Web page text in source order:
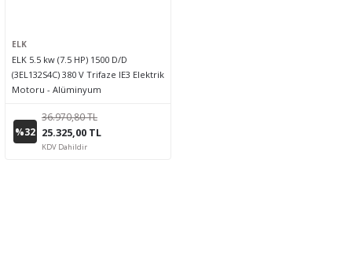
ELK
ELK 5.5 kw (7.5 HP) 1500 D/D
(3EL132S4C) 380 V Trifaze IE3 Elektrik
Motoru - Alüminyum
%32
36.970,80 TL
25.325,00 TL
KDV Dahildir